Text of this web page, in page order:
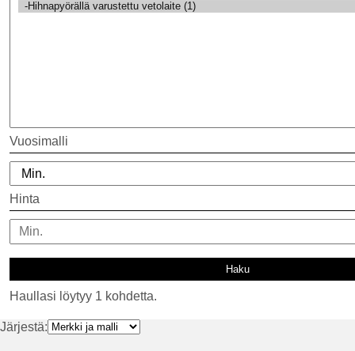
Vuosimalli
Hinta
Haullasi löytyy 1 kohdetta.
Järjestä: